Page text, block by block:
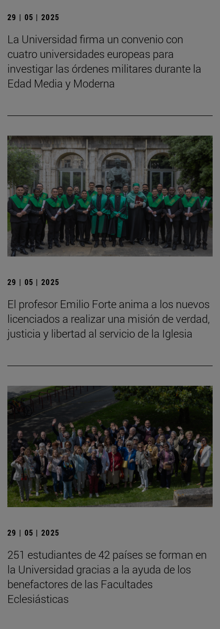
29 | 05 | 2025
La Universidad firma un convenio con
cuatro universidades europeas para
investigar las órdenes militares durante la
Edad Media y Moderna
29 | 05 | 2025
El profesor Emilio Forte anima a los nuevos
licenciados a realizar una misión de verdad,
justicia y libertad al servicio de la Iglesia
29 | 05 | 2025
251 estudiantes de 42 países se forman en
la Universidad gracias a la ayuda de los
benefactores de las Facultades
Eclesiásticas